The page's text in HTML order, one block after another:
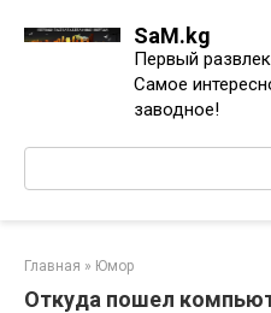
SaM.kg
Первый
Самое
заводное!
Поиск:
Главная » Юмор
Откуда пошел